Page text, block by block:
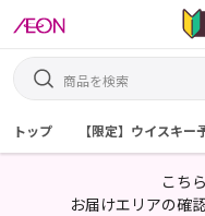
トップ 【限定】ウイスキー
こち
お届けエリアの確